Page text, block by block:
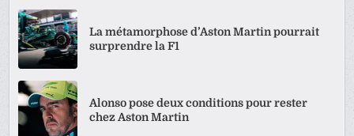
La métamorphose d’Aston Martin pourrait
surprendre la F1
Alonso pose deux conditions pour rester
chez Aston Martin